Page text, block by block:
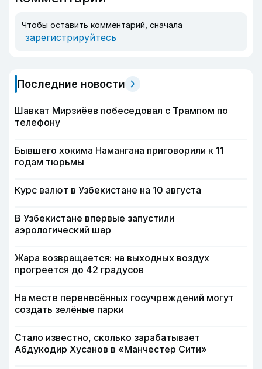
Чтобы оставить комментарий, сначала
зарегистрируйтесь
Последние новости
Шавкат Мирзиёев побеседовал с Трампом по
телефону
Бывшего хокима Намангана приговорили к 11
годам тюрьмы
Курс валют в Узбекистане на 10 августа
В Узбекистане впервые запустили
аэрологический шар
Жара возвращается: на выходных воздух
прогреется до 42 градусов
На месте перенесённых госучреждений могут
создать зелёные парки
Стало известно, сколько зарабатывает
Абдукодир Хусанов в «Манчестер Сити»